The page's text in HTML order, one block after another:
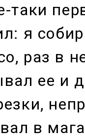
таки
я
раз в
ее и
в